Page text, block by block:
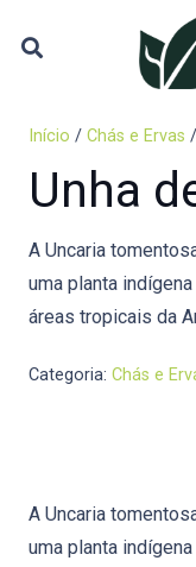
Início / Chás e Ervas
Unha
A Uncaria
uma planta
áreas tropicais da
Categoria: Chás e
A Uncaria
uma planta